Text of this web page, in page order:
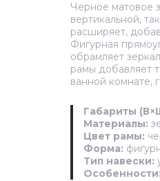
Черное матовое
вертикальной,
расширяет,
Фигурная
обрамляет
рамы добавляет
ванной комнате,
Габариты
Материалы:
Цвет рамы:
Форма:
Тип навески:
Особенности: